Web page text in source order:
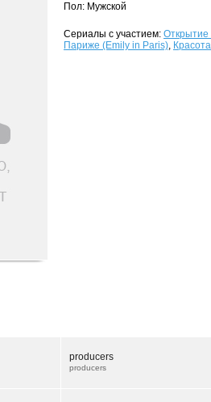
Пол: Мужской
Сериалы с участием: Открытие
Париже (Emily in Paris),
producers
producers